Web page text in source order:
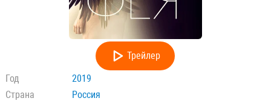
Трейлер
Год
2019
Страна
Россия